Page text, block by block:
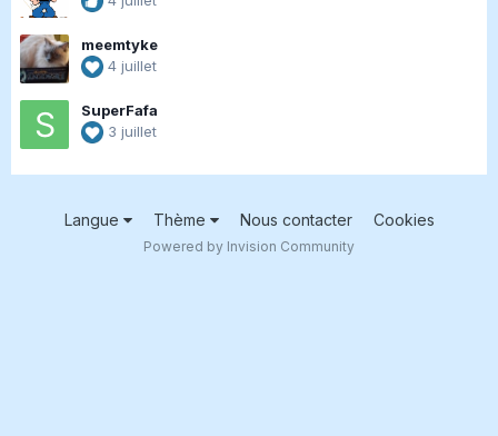
meemtyke
4 juillet
SuperFafa
3 juillet
Langue Thème Nous contacter Cookies
Powered by Invision Community